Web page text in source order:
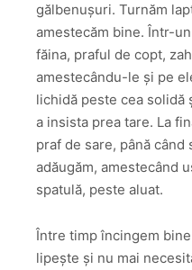
gălbenușuri. Turnăm
amestecăm bine. Într-
făina, praful de copt,
amestecându-le și pe
lichidă peste cea solidă
a insista prea tare. La
praf de sare, până
adăugăm, amestecând
spatulă, peste aluat.
Între timp încingem
lipește și nu mai